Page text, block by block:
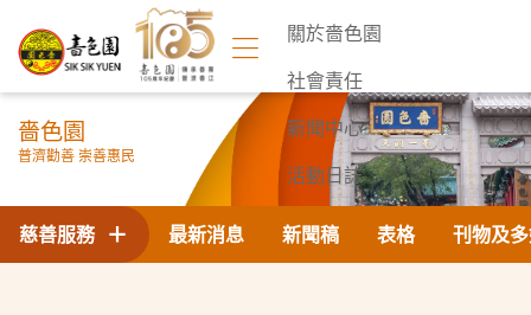
關於嗇色園
社會責任
新聞中心
活動日誌
聯絡我們
嗇色園
普濟勸善 崇善惠民
最新消息 新聞稿 表格 刊物及
慈善服務